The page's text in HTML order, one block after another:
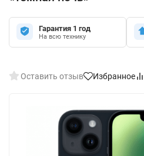
Гарантия 1 год
На всю технику
Оставить отзыв Избранное